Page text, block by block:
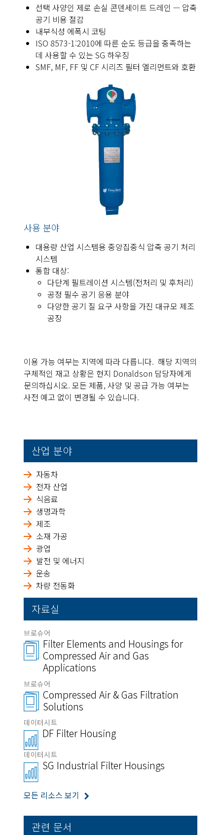
선택 사양인 제로 손실 콘덴세이트 드레인 — 압축
공기 비용 절감
내부식성 에폭시 코팅
ISO 8573-1:2010에 따른 순도 등급을 충족하는
데 사용할 수 있는 SG 하우징
SMF, MF, FF 및 CF 시리즈 필터 엘리먼트와 호환
사용 분야
대용량 산업 시스템용 중앙집중식 압축 공기 처리
시스템
통합 대상:
다단계 필트레이션 시스템(전처리 및 후처리)
공정 필수 공기 응용 분야
다양한 공기 질 요구 사항을 가진 대규모 제조
공장
이용 가능 여부는 지역에 따라 다릅니다. 해당 지역의
구체적인 재고 상황은 현지 Donaldson 담당자에게
문의하십시오. 모든 제품, 사양 및 공급 가능 여부는
사전 예고 없이 변경될 수 있습니다.
산업 분야
자동차
전자 산업
식음료
생명과학
제조
소재 가공
광업
발전 및 에너지
운송
차량 전동화
자료실
브로슈어
Filter Elements and Housings for
Compressed Air and Gas
Applications
브로슈어
Compressed Air & Gas Filtration
Solutions
데이터시트
DF Filter Housing
데이터시트
SG Industrial Filter Housings
모든 리소스 보기
관련 문서